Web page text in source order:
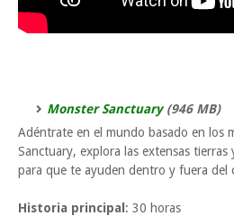
Monster Sanctuary(946 MB)
Adéntrate en el mundo basado en los
Sanctuary, explora las extensas
para que te ayuden dentro y fuera del
Historia principal: 30 horas